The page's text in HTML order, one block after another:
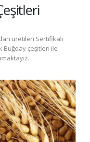
üretilen Sertifikalı
Buğday çeşitleri ile